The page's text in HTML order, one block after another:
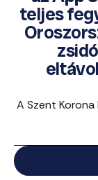
teljes
A Szent